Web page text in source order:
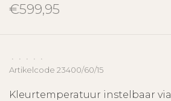
€599,95
• • • •
•
Artikelcode 23400/60/15
Kleurtemperatuur instelbaar via